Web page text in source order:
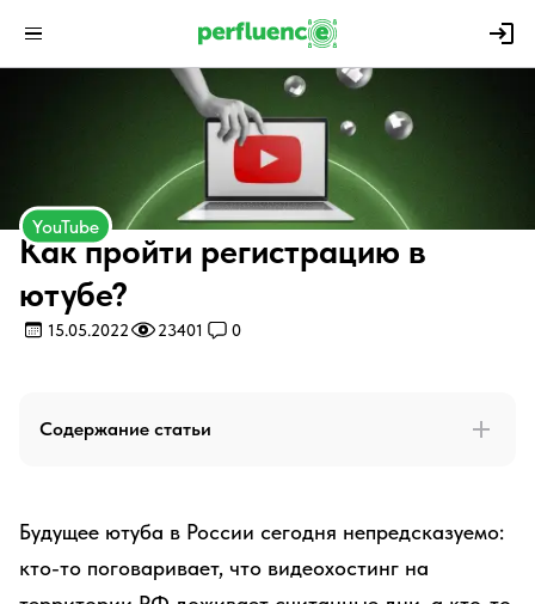
YouTube
Как пройти регистрацию в
ютубе?
15.05.2022 23401 0
Содержание статьи
Будущее ютуба в России сегодня непредсказуемо:
кто-то поговаривает, что видеохостинг на